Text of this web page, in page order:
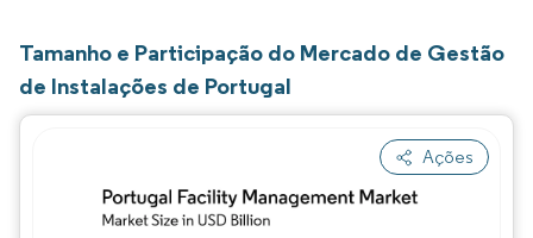
Tamanho e Participação do Mercado de Gestão
de Instalações de Portugal
Ações